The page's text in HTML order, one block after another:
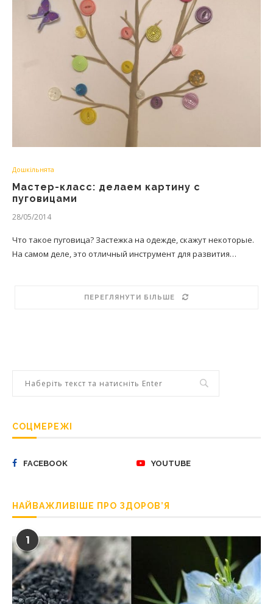
Дошкільнята
Мастер-класс: делаем картину с
пуговицами
28/05/2014
Что такое пуговица? Застежка на одежде, скажут некоторые.
На самом деле, это отличный инструмент для развития…
ПЕРЕГЛЯНУТИ БІЛЬШЕ
СОЦМЕРЕЖІ
FACEBOOK YOUTUBE
НАЙВАЖЛИВІШЕ ПРО ЗДОРОВ’Я
1